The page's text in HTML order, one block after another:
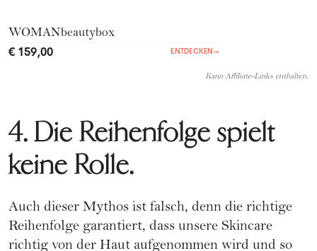
WOMANbeautybox
€ 159,00 ENTDECKEN →
Kann Affiliate-Links enthalten.
4. Die Reihenfolge spielt
keine Rolle.
Auch dieser Mythos ist falsch, denn die richtige
Reihenfolge garantiert, dass unsere Skincare
richtig von der Haut aufgenommen wird und so